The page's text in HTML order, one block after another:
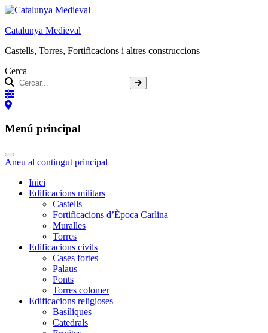
Catalunya Medieval
Castells, Torres, Fortificacions i altres construccions
Cerca
Menú principal
Aneu al contingut principal
Inici
Edificacions militars
Castells
Fortificacions d’Època Carlina
Muralles
Torres
Edificacions civils
Cases fortes
Palaus
Ponts
Torres colomer
Edificacions religioses
Basíliques
Catedrals